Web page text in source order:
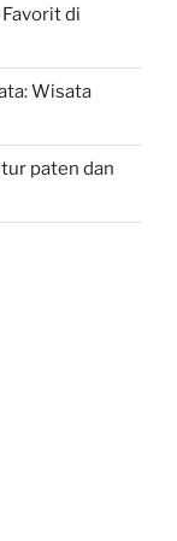
di
Wisata
paten dan